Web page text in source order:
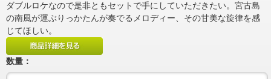
ダブルロケなので是非ともセットで手にしていただきたい。宮古島
の南風が運ぶりっかたんが奏でるメロディー、その甘美な旋律を感
じてほしい。
数量：